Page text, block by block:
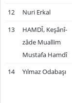
12 Nuri Erkal
13
HAMDÎ, Keşânî-
zâde Muallim
Mustafa Hamdî
14 Yılmaz Odabaşı